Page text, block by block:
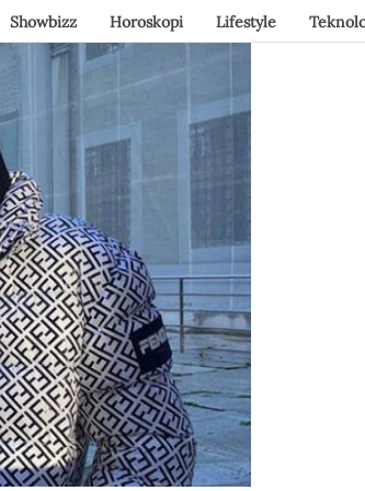
Showbizz Horoskopi Lifestyle